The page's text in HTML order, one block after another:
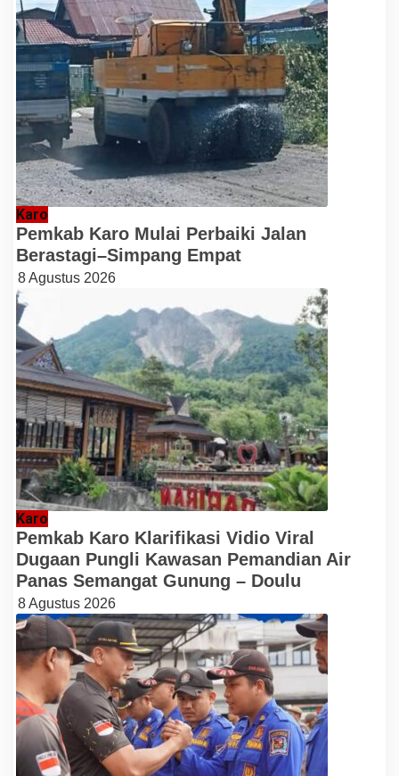
Karo
Pemkab Karo Mulai Perbaiki Jalan
Berastagi–Simpang Empat
8 Agustus 2026
Karo
Pemkab Karo Klarifikasi Vidio Viral
Dugaan Pungli Kawasan Pemandian Air
Panas Semangat Gunung – Doulu
8 Agustus 2026